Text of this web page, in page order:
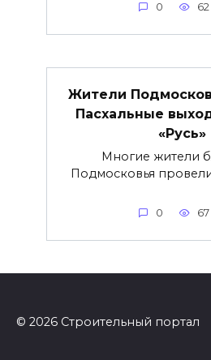
0 62
Жители
Пасхальные
«Русь»
Многие жители
Подмосковья
0 67
© 2026 Строительный портал